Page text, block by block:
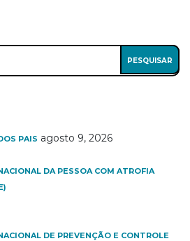
PAIS agosto 9, 2026
DA PESSOA COM ATROFIA
DE PREVENÇÃO E CONTROLE